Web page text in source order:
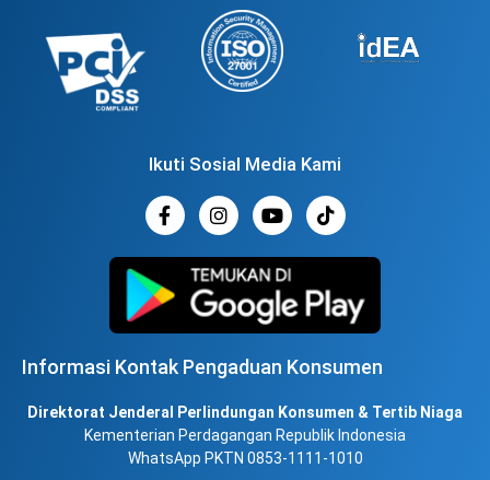
Ikuti Sosial Media Kami
Informasi Kontak Pengaduan Konsumen
Direktorat Jenderal Perlindungan Konsumen & Tertib Niaga
Kementerian Perdagangan Republik Indonesia
WhatsApp PKTN 0853-1111-1010